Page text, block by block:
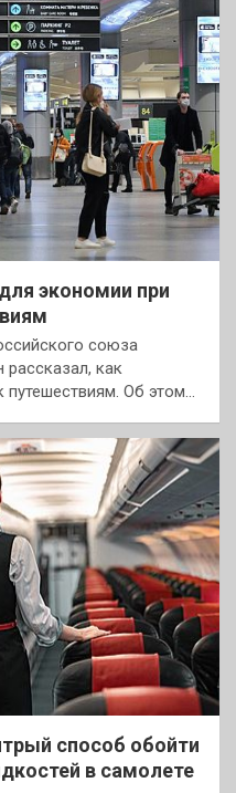
экономии при
союза
как
путешествиям. Об этом…
способ обойти
в самолете